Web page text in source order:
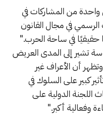
واحدة من المشاركات في
الرسمي في مجال القانون
حقيقيًا في ساحة الحرب."
تشير إلى المدى العريض
أن الأعراف غير
كبير على السلوك في
اللجنة الدولية على
وفعالية أكبر."